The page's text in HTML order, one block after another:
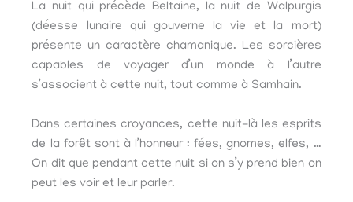
La nuit qui précède Beltaine, la nuit de Walpurgis
(déesse lunaire qui gouverne la vie et la mort)
présente un caractère chamanique. Les sorcières
capables de voyager d’un monde à l’autre
s’associent à cette nuit, tout comme à Samhain.
Dans certaines croyances, cette nuit-là les esprits
de la forêt sont à l’honneur : fées, gnomes, elfes, …
On dit que pendant cette nuit si on s’y prend bien on
peut les voir et leur parler.